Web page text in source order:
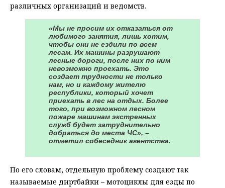
различных организаций и ведомств.
«Мы не просим их отказаться от
любимого занятия, лишь хотим,
чтобы они не ездили по всем
лесам. Их машины разрушают
лесные дороги, после них по ним
невозможно проехать. Это
создает трудности не только
нам, но и каждому жителю
республики, который хочет
приехать в лес на отдых. Более
того, при возможном лесном
пожаре машинам экстренных
служб будет затруднительно
добраться до места ЧС», –
отметил собеседник агентства.
По его словам, отдельную проблему создают так
называемые диртбайки – мотоциклы для езды по